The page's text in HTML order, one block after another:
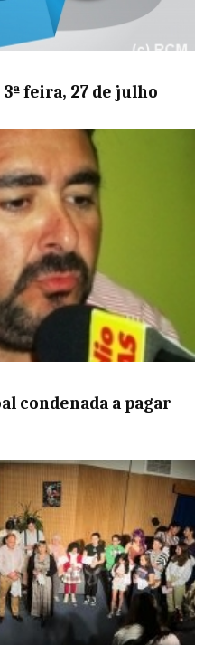
feira, 27 de julho
condenada a pagar